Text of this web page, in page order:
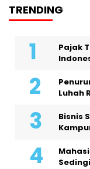
TRENDING
Pajak
Luhah
Bisnis